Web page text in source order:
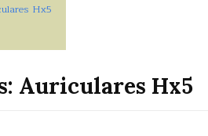
Hx5
Auriculares Hx5